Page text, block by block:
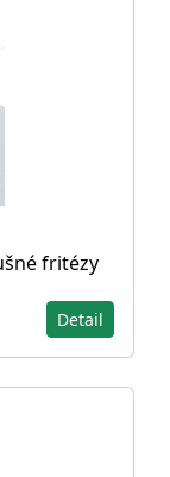
fritézy
Detail